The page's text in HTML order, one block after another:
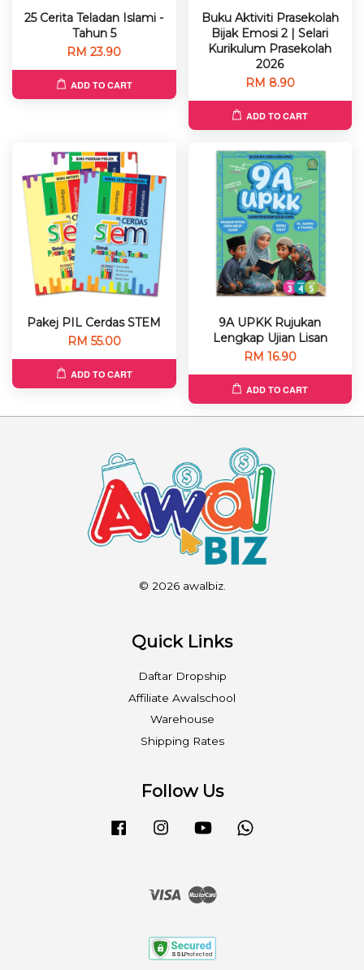
25 Cerita Teladan Islami -
Tahun 5
RM 23.90
ADD TO CART
Buku Aktiviti Prasekolah
Bijak Emosi 2 | Selari
Kurikulum Prasekolah
2026
RM 8.90
ADD TO CART
Pakej PIL Cerdas STEM
RM 55.00
ADD TO CART
9A UPKK Rujukan
Lengkap Ujian Lisan
RM 16.90
ADD TO CART
© 2026 awalbiz.
Quick Links
Daftar Dropship
Affiliate Awalschool
Warehouse
Shipping Rates
Follow Us
FacebookInstagramYouTube
Visa Master